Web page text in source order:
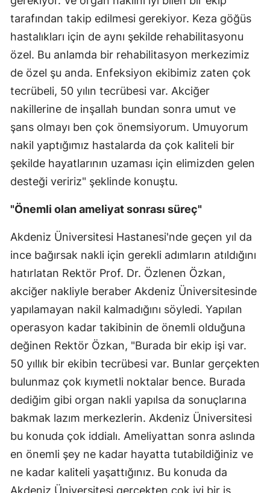
tarafından takip edilmesi gerekiyor. Keza göğüs
hastalıkları için de aynı şekilde rehabilitasyonu
özel. Bu anlamda bir rehabilitasyon merkezimiz
de özel şu anda. Enfeksiyon ekibimiz zaten çok
tecrübeli, 50 yılın tecrübesi var. Akciğer
nakillerine de inşallah bundan sonra umut ve
şans olmayı ben çok önemsiyorum. Umuyorum
nakil yaptığımız hastalarda da çok kaliteli bir
şekilde hayatlarının uzaması için elimizden gelen
desteği veririz" şeklinde konuştu.
"Önemli olan ameliyat sonrası süreç"
Akdeniz Üniversitesi Hastanesi'nde geçen yıl da
ince bağırsak nakli için gerekli adımların atıldığını
hatırlatan Rektör Prof. Dr. Özlenen Özkan,
akciğer nakliyle beraber Akdeniz Üniversitesinde
yapılamayan nakil kalmadığını söyledi. Yapılan
operasyon kadar takibinin de önemli olduğuna
değinen Rektör Özkan, "Burada bir ekip işi var.
50 yıllık bir ekibin tecrübesi var. Bunlar gerçekten
bulunmaz çok kıymetli noktalar bence. Burada
dediğim gibi organ nakli yapılsa da sonuçlarına
bakmak lazım merkezlerin. Akdeniz Üniversitesi
bu konuda çok iddialı. Ameliyattan sonra aslında
en önemli şey ne kadar hayatta tutabildiğiniz ve
ne kadar kaliteli yaşattığınız. Bu konuda da
Akdeniz Üniversitesi gerçekten çok iyi bir iş